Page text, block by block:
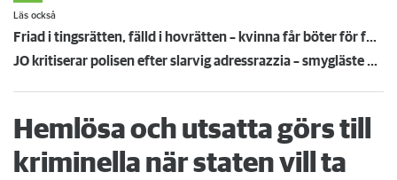
Läs också
Friad i tingsrätten, fälld i hovrätten – kvinna får böter för folkbokföringsbrott
JO kritiserar polisen efter slarvig adressrazzia – smygläste Fares brev och granskade mediciner
Hemlösa och utsatta görs till
kriminella när staten vill ta